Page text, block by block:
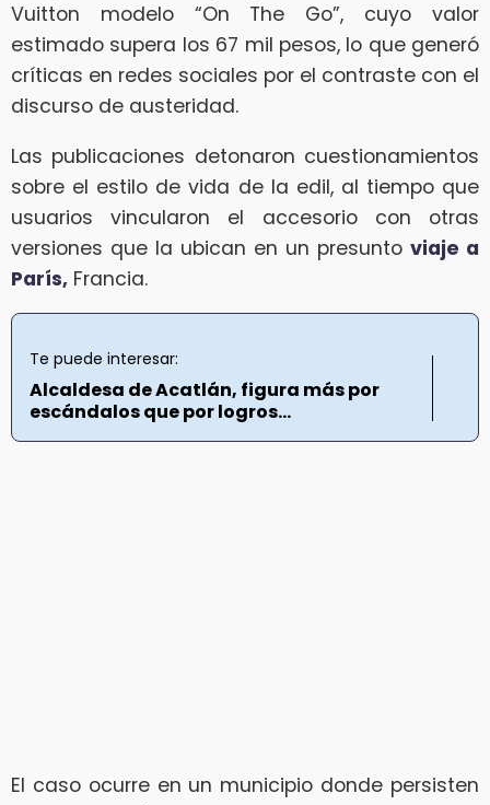
Vuitton modelo “On The Go”, cuyo valor
estimado supera los 67 mil pesos, lo que generó
críticas en redes sociales por el contraste con el
discurso de austeridad.
Las publicaciones detonaron cuestionamientos
sobre el estilo de vida de la edil, al tiempo que
usuarios vincularon el accesorio con otras
versiones que la ubican en un presunto viaje a
París, Francia.
Te puede interesar:
Alcaldesa de Acatlán, figura más por
escándalos que por logros...
El caso ocurre en un municipio donde persisten